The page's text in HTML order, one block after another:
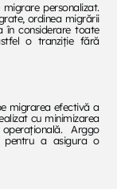
personalizat.
ordinea migrării
în considerare toate
o tranziție fără
migrarea efectivă a
cu minimizarea
Arggo
pentru a asigura o